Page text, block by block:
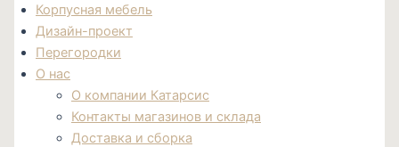
Корпусная мебель
Дизайн-проект
Перегородки
О нас
О компании Катарсис
Контакты магазинов и склада
Доставка и сборка